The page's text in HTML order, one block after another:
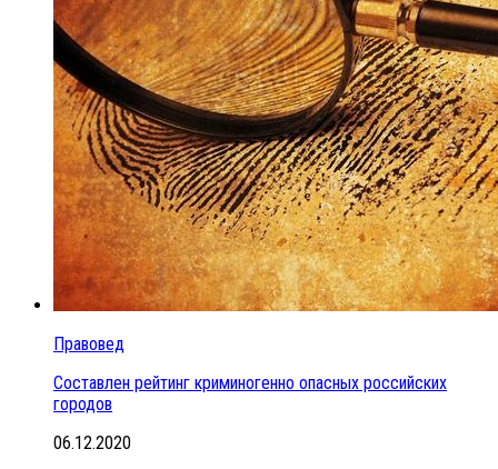
Правовед
Составлен рейтинг криминогенно опасных российских
городов
06.12.2020